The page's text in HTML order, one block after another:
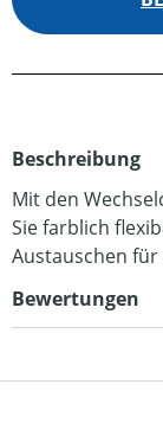
Beschreibung
Mit den
Sie farblich
Austauschen
Bewertungen